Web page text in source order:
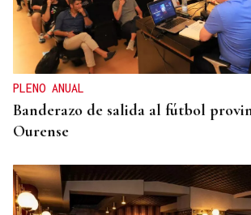
ENTREVISTA
Jorge Vázquez: "Nuestro objetivo a
creando valor para el accionista y
que lo hace posible"
PLENO ANUAL
Banderazo de salida al fútbol
Ourense